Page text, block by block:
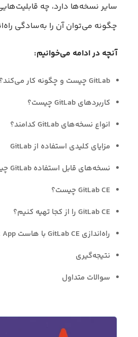
سایر نسخه‌ها دارد، چه
چگونه می‌توان آن را به‌سادگی
آنچه در ادامه می‌خوانیم:
GitLab چیست و چگونه کار می‌کند؟
کاربرد‌های GitLab چیست؟
انواع نسخه‌های GitLab کدامند؟
مزایای کلیدی استفاده از GitLab
نسخه‌های قابل استفاده GitLab چیست؟
GitLab CE چیست؟
GitLab CE را از کجا تهیه کنیم؟
راه‌اندازی GitLab CE با هاست One-Click App لیارا
نتیجه‌گیری
سوالات متداول